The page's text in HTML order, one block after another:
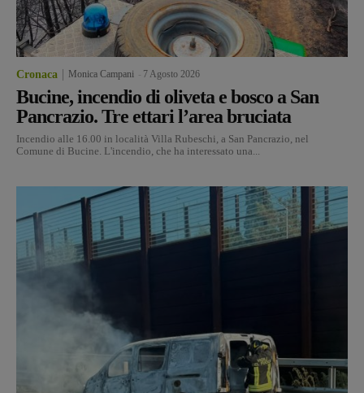
Cronaca Monica Campani 7 Agosto 2026
Bucine, incendio di oliveta e bosco a San
Pancrazio. Tre ettari l’area bruciata
Incendio alle 16.00 in località Villa Rubeschi, a San Pancrazio, nel
Comune di Bucine. L'incendio, che ha interessato una...